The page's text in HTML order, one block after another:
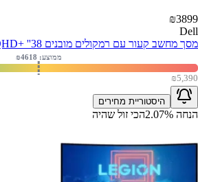
₪3899
Dell
מסך מחשב קעור עם רמקולים מובנים Dell U3824DW IPS WQHD+ ''38
₪5,390
ממוצע: ₪ 4618
היסטוריית מחירים
הנחה 2.07% הכי זול שהיה